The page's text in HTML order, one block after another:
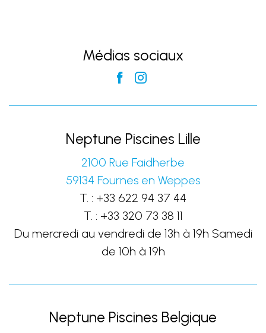
Médias sociaux
Neptune Piscines Lille
2100 Rue Faidherbe
59134 Fournes en Weppes
T. : +33 622 94 37 44
T. : +33 320 73 38 11
Du mercredi au vendredi de 13h à 19h Samedi
de 10h à 19h
Neptune Piscines Belgique